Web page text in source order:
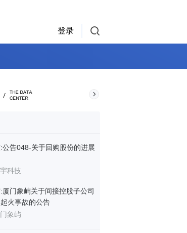
登录
公告048-关于回购股份的进展
科技
厦门象屿关于间接控股子公司
火事故的公告
象屿